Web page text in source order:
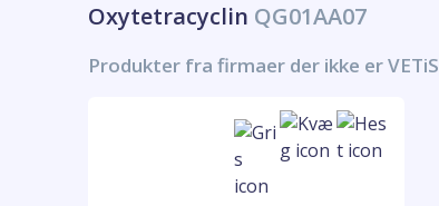
Oxytetracyclin QG01AA07
Produkter fra firmaer der ikke er